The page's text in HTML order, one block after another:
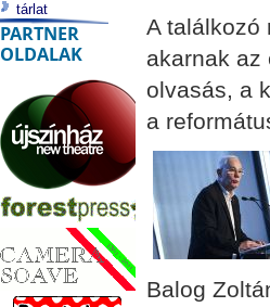
A találkozó
akarnak az
olvasás, a
a
Balog
tárlat
PARTNER
OLDALAK